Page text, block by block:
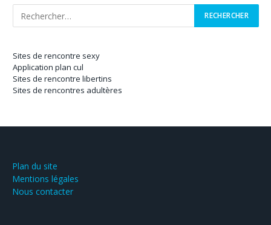
Sites de rencontre sexy
Application plan cul
Sites de rencontre libertins
Sites de rencontres adultères
Plan du site
Mentions légales
Nous contacter